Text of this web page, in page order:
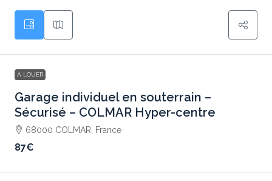
À LOUER
Garage individuel en souterrain –
Sécurisé – COLMAR Hyper-centre
68000 COLMAR, France
87€